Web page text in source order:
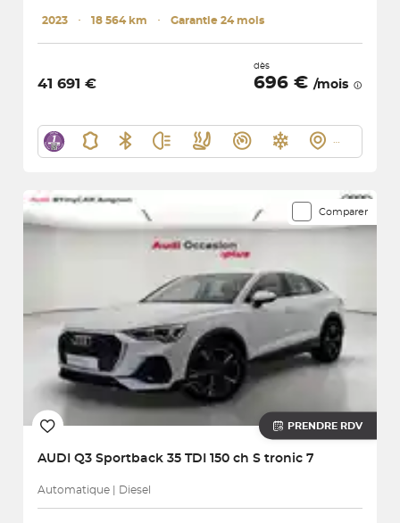
2023 ･ 18 564 km ･ Garantie 24 mois
41 691 €
dès
696 € /mois
Comparer
PRENDRE RDV
AUDI Q3 Sportback 35 TDI 150 ch S tronic 7
Automatique | Diesel